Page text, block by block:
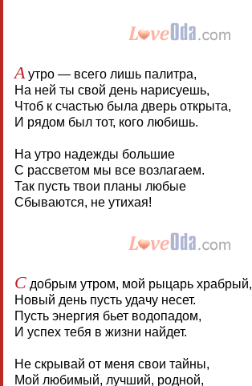
А утро — всего лишь палитра,
На ней ты свой день нарисуешь,
Чтоб к счастью была дверь открыта,
И рядом был тот, кого любишь.
На утро надежды большие
С рассветом мы все возлагаем.
Так пусть твои планы любые
Сбываются, не утихая!
Сдобрым утром, мой рыцарь храбрый,
Новый день пусть удачу несет.
Пусть энергия бьет водопадом,
И успех тебя в жизни найдет.
Не скрывай от меня свои тайны,
Мой любимый, лучший, родной,